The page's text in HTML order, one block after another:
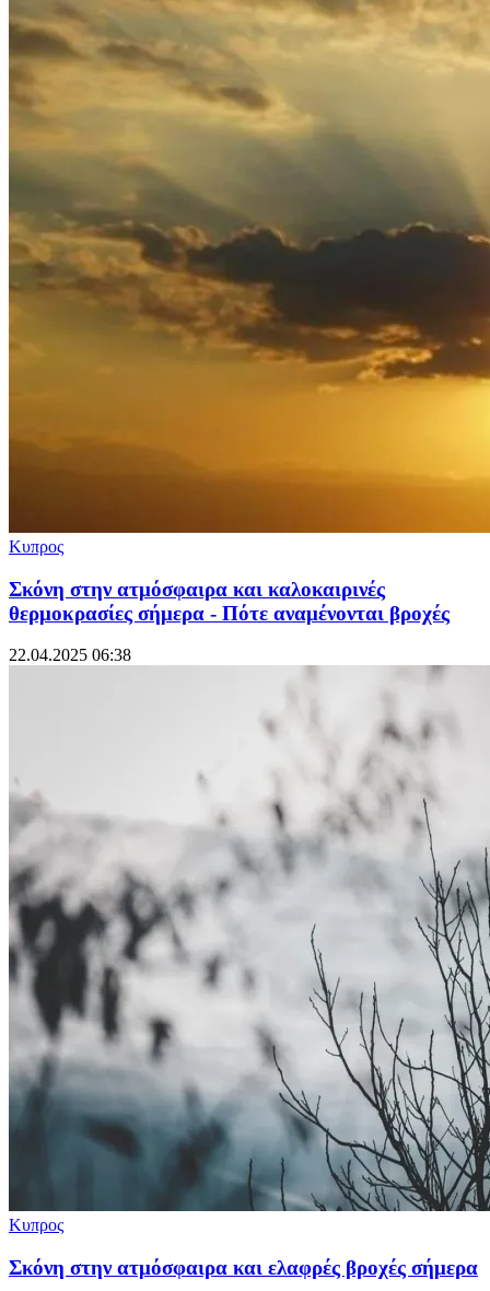
Κυπρος
Σκόνη στην ατμόσφαιρα και καλοκαιρινές
θερμοκρασίες σήμερα - Πότε αναμένονται βροχές
22.04.2025 06:38
Κυπρος
Σκόνη στην ατμόσφαιρα και ελαφρές βροχές σήμερα